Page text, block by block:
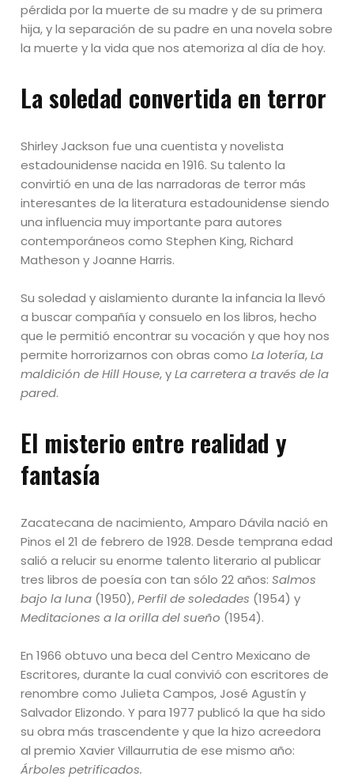
pérdida por la muerte de su madre y de su primera
hija, y la separación de su padre en una novela sobre
la muerte y la vida que nos atemoriza al día de hoy.
La soledad convertida en terror
Shirley Jackson fue una cuentista y novelista
estadounidense nacida en 1916. Su talento la
convirtió en una de las narradoras de terror más
interesantes de la literatura estadounidense siendo
una influencia muy importante para autores
contemporáneos como Stephen King, Richard
Matheson y Joanne Harris.
Su soledad y aislamiento durante la infancia la llevó
a buscar compañía y consuelo en los libros, hecho
que le permitió encontrar su vocación y que hoy nos
permite horrorizarnos con obras comoLa lotería,La
maldición de Hill House, yLa carretera a través de la
pared.
El misterio entre realidad y
fantasía
Zacatecana de nacimiento, Amparo Dávila nació en
Pinos el 21 de febrero de 1928. Desde temprana edad
salió a relucir su enorme talento literario al publicar
tres libros de poesía con tan sólo 22 años:Salmos
bajo la luna (1950),Perfil de soledades (1954) y
Meditaciones a la orilla del sueño (1954).
En 1966 obtuvo una beca del Centro Mexicano de
Escritores, durante la cual convivió con escritores de
renombre como Julieta Campos, José Agustín y
Salvador Elizondo. Y para 1977 publicó la que ha sido
su obra más trascendente y que la hizo acreedora
al premio Xavier Villaurrutia de ese mismo año:
Árboles petrificados.